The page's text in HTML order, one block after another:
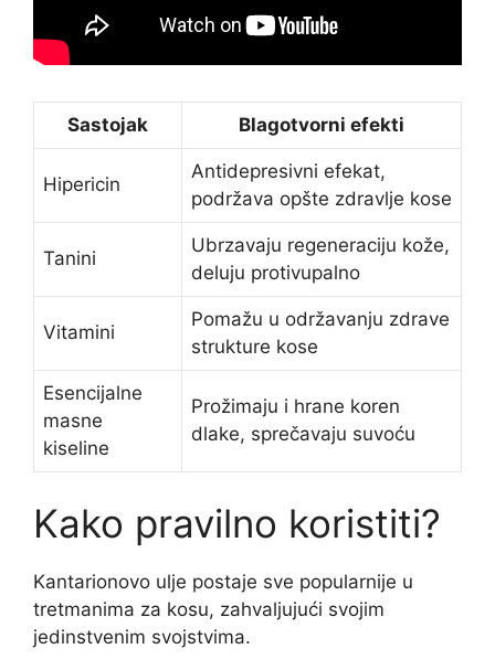
Sastojak Blagotvorni efekti
Hipericin
Antidepresivni efekat,
podržava opšte zdravlje kose
Tanini
Ubrzavaju regeneraciju kože,
deluju protivupalno
Vitamini
Pomažu u održavanju zdrave
strukture kose
Esencijalne
masne
kiseline
Prožimaju i hrane koren
dlake, sprečavaju suvoću
Kako pravilno koristiti?
Kantarionovo ulje postaje sve popularnije u
tretmanima za kosu, zahvaljujući svojim
jedinstvenim svojstvima.